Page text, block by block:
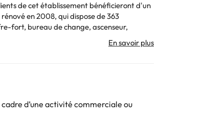
de cet établissement bénéficieront d'un
en 2008, qui dispose de 363
fort, bureau de change, ascenseur,
et accès Internet sans fil (payant). Il
pour les clients. Les plus petits
d’une activité commerciale ou